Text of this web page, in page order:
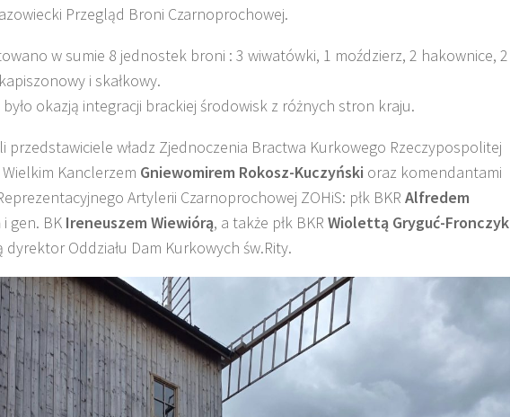
Przegląd Broni Czarnoprochowej.
w sumie 8 jednostek broni : 3 wiwatówki, 1 moździerz, 2 hakownice, 2
i skałkowy.
okazją integracji brackiej środowisk z różnych stron kraju.
przedstawiciele władz Zjednoczenia Bractwa Kurkowego Rzeczypospolitej
Kanclerzem Gniewomirem Rokosz-Kuczyński oraz komendantami
Artylerii Czarnoprochowej ZOHiS: płk BKR Alfredem
i gen. BK Ireneuszem Wiewiórą, a także płk BKR Wiolettą Gryguć-Fronczyk
dyrektor Oddziału Dam Kurkowych św.Rity.